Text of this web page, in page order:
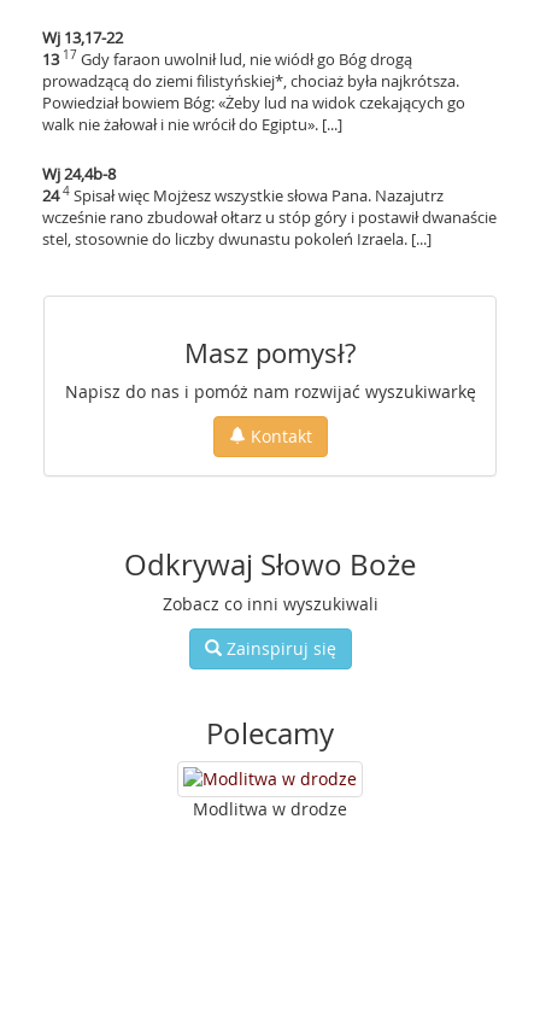
Wj 13,17-22
13 17 Gdy faraon uwolnił lud, nie wiódł go Bóg drogą
prowadzącą do ziemi filistyńskiej*, chociaż była najkrótsza.
Powiedział bowiem Bóg: «Żeby lud na widok czekających go
walk nie żałował i nie wrócił do Egiptu». [...]
Wj 24,4b-8
24 4 Spisał więc Mojżesz wszystkie słowa Pana. Nazajutrz
wcześnie rano zbudował ołtarz u stóp góry i postawił dwanaście
stel, stosownie do liczby dwunastu pokoleń Izraela. [...]
Masz pomysł?
Napisz do nas i pomóż nam rozwijać wyszukiwarkę
Kontakt
Odkrywaj Słowo Boże
Zobacz co inni wyszukiwali
Zainspiruj się
Polecamy
Modlitwa w drodze